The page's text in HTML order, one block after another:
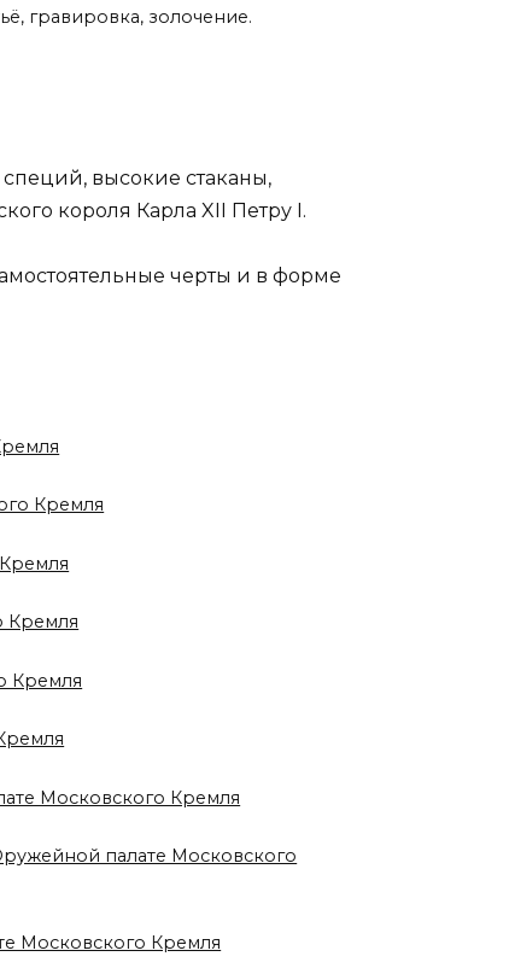
гравировка, золочение.
высокие стаканы,
короля Карла XII Петру I.
черты и в форме
Кремля
Кремля
Кремля
Московского Кремля
палате Московского
Московского Кремля